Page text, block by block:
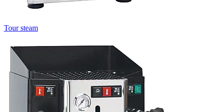
Tour steam